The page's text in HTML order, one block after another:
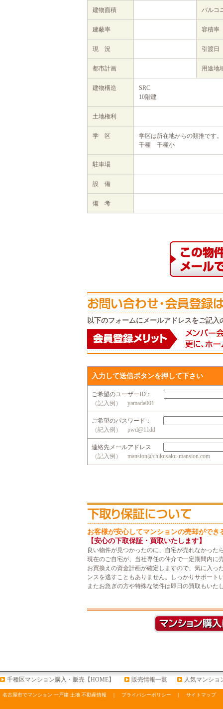
建物面積 バルコ
建蔽率 容積率
現 況 引渡日
都市計画 用途地
建物構造
SRC
10階建
土地権利
学 区
学区は所在地からの類推です。
千種 千種小
駐車場
設 備
備 考
以下のフォームにメールアドレスをご記
入力して送信ボタンを押して下さい
ご希望のユーザーID：
（記入例） yamada001
ご希望のパスワード：
（記入例） pwd@11dd
連絡先メールアドレス
（記入例） mansion@chikusaku-mansion.com
お客様が安心してマンションの売却がで
【安心の下取保証・買取いたします】
良い物件が見つかったのに、自宅が売れなかっ
現在のご自宅が、当社専任の仲介で一定期間内に
お買換えの資金計画が確定しますので、気に入
ンスを逃すこともありません。しっかりサポート
またお急ぎの方や特殊な物件は即日の買取もいた